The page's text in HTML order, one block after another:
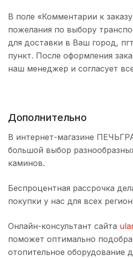
В поле «Комментарии к
пожелания по выбору
для доставки в Ваш город,
пункт. После оформления
наш менеджер и согласует
Дополнительно
В интернет-магазине
большой выбор
каминов.
Беспроцентная рассрочка
покупки у нас для всех
Онлайн-консультант сайта
поможет оптимально
отопительное оборудование